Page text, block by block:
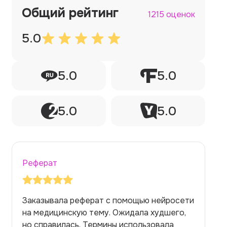
Общий рейтинг 1215 оценок
5.0
5.0 5.0
5.0 5.0
Реферат
Заказывала реферат с помощью нейросети
на медицинскую тему. Ожидала худшего,